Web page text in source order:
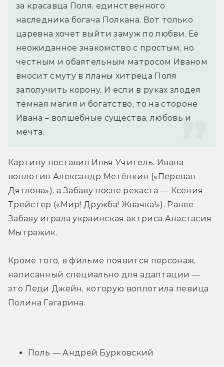
за красавца Поля, единственного
наследника богача Полкана. Вот только
царевна хочет выйти замуж по любви. Её
неожиданное знакомство с простым, но
честным и обаятельным матросом Иваном
вносит смуту в планы хитреца Поля
заполучить корону. И если в руках злодея
тёмная магия и богатство, то на стороне
Ивана – волшебные существа, любовь и
мечта.
Картину поставил Илья Учитель. Ивана
воплотил Александр Метёлкин («Перевал
Дятлова»), а Забаву после рекаста — Ксения
Трейстер («Мир! Дружба! Жвачка!»). Ранее
Забаву играла украинская актриса Анастасия
Мытражик.
Кроме того, в фильме появится персонаж,
написанный специально для адаптации —
это Леди Джейн, которую воплотила певица
Полина Гагарина.
Поль — Андрей Бурковский